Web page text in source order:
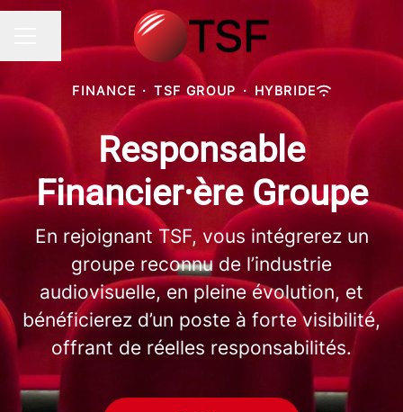
MENU CARRIÈRE
Partager la page
FINANCE · TSF GROUP · HYBRIDE
Responsable
Financier·ère Groupe
En rejoignant TSF, vous intégrerez un
groupe reconnu de l’industrie
audiovisuelle, en pleine évolution, et
bénéficierez d’un poste à forte visibilité,
offrant de réelles responsabilités.